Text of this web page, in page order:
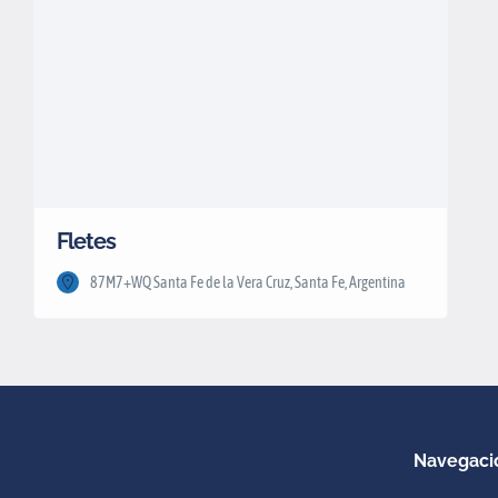
Fletes
87M7+WQ Santa Fe de la Vera Cruz, Santa Fe, Argentina